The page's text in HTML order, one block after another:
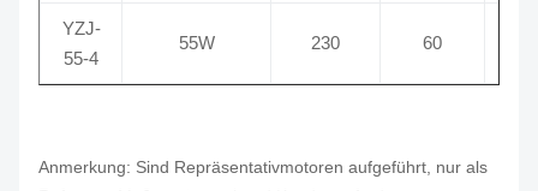
YZJ-
55-4
55W 230 60
Anmerkung: Sind Repräsentativmotoren aufgeführt, nur als